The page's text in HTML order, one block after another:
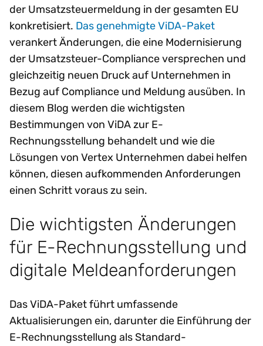
der Umsatzsteuermeldung in der gesamten EU
konkretisiert. Das genehmigte ViDA-Paket
verankert Änderungen, die eine Modernisierung
der Umsatzsteuer-Compliance versprechen und
gleichzeitig neuen Druck auf Unternehmen in
Bezug auf Compliance und Meldung ausüben. In
diesem Blog werden die wichtigsten
Bestimmungen von ViDA zur E-
Rechnungsstellung behandelt und wie die
Lösungen von Vertex Unternehmen dabei helfen
können, diesen aufkommenden Anforderungen
einen Schritt voraus zu sein.
Die wichtigsten Änderungen
für E-Rechnungsstellung und
digitale Meldeanforderungen
Das ViDA-Paket führt umfassende
Aktualisierungen ein, darunter die Einführung der
E-Rechnungsstellung als Standard-